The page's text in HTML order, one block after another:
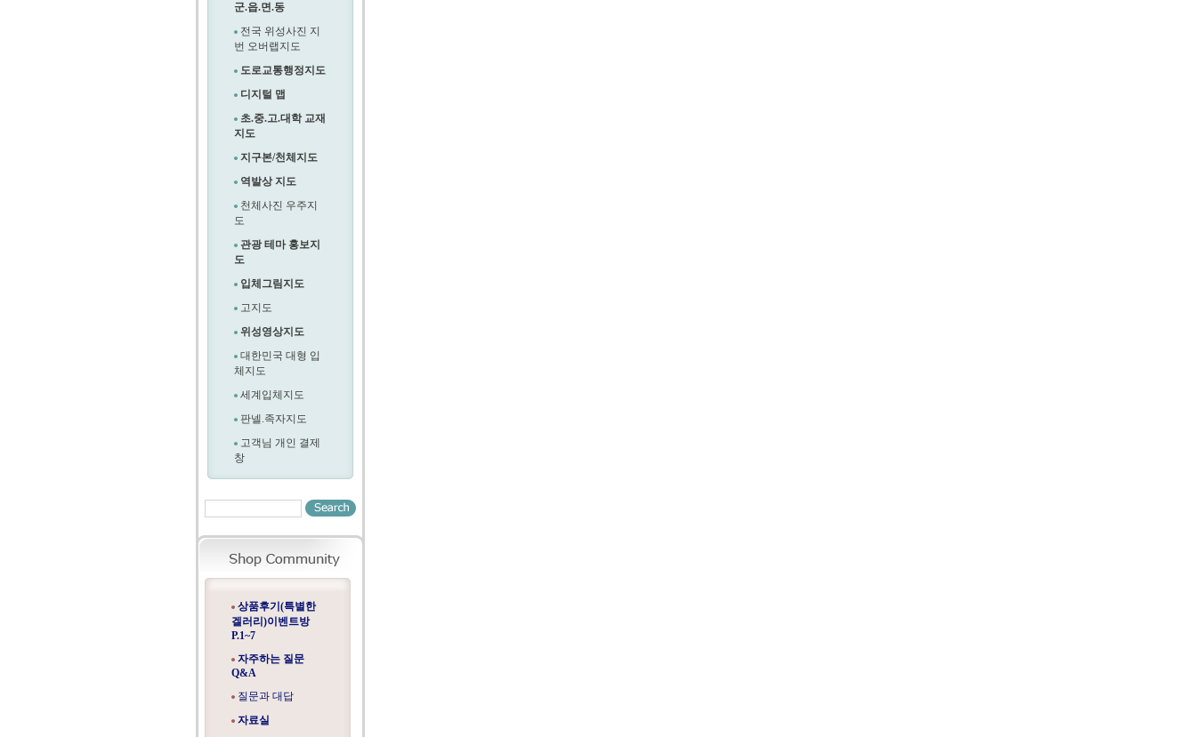
군.읍.면.동
전국 위성사진 지
번 오버랩지도
도로교통행정지도
디지털 맵
초.중.고.대학 교재
지도
지구본/천체지도
역발상 지도
천체사진 우주지
도
관광 테마 홍보지
도
입체그림지도
고지도
위성영상지도
대한민국 대형 입
체지도
세계입체지도
판넬.족자지도
고객님 개인 결제
창
상품후기(특별한
겔러리)이벤트방
P.1~7
자주하는 질문
Q&A
질문과 대답
자료실